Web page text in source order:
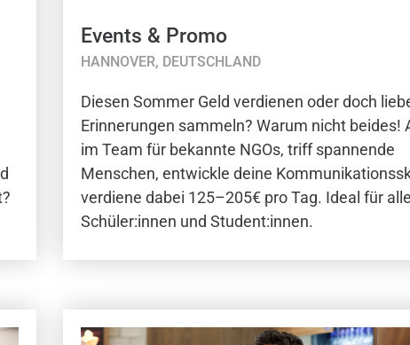
Events & Promo
HANNOVER, DEUTSCHLAND
Diesen Sommer Geld verdienen oder doch
Erinnerungen sammeln? Warum nicht beides!
im Team für bekannte NGOs, triff spannende
Menschen, entwickle deine
verdiene dabei 125–205€ pro Tag. Ideal für alle
Schüler:innen und Student:innen.